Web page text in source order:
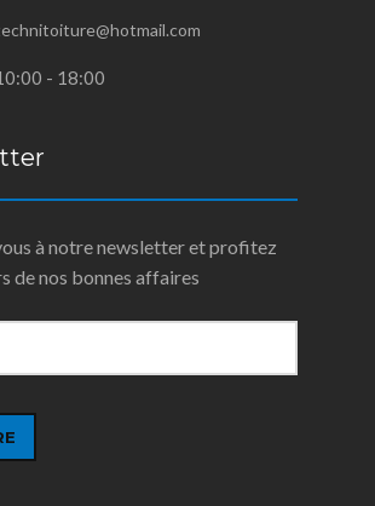
- 18:00
à notre newsletter et profitez
de nos bonnes affaires